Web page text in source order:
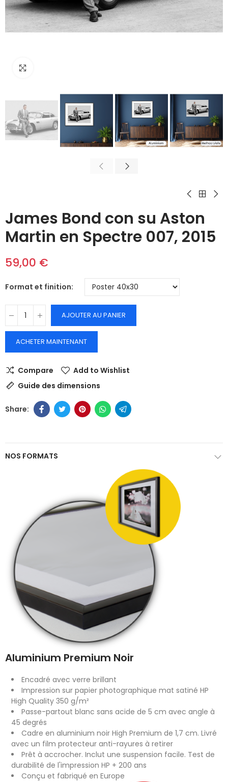
James Bond con su Aston
Martin en Spectre 007, 2015
59,00 €
Format et finition
AJOUTER AU PANIER
ACHETER MAINTENANT
Compare
Add to Wishlist
Guide des dimensions
NOS FORMATS
Aluminium Premium Noir
Encadré avec verre brillant
Impression sur papier photographique mat satiné HP
High Quality 350 g/m²
Passe-partout blanc sans acide de 5 cm avec angle à
45 degrés
Cadre en aluminium noir High Premium de 1,7 cm. Livré
avec un film protecteur anti-rayures à retirer
Prêt à accrocher. Inclut une suspension facile. Test de
durabilité de l'impression HP + 200 ans
Conçu et fabriqué en Europe